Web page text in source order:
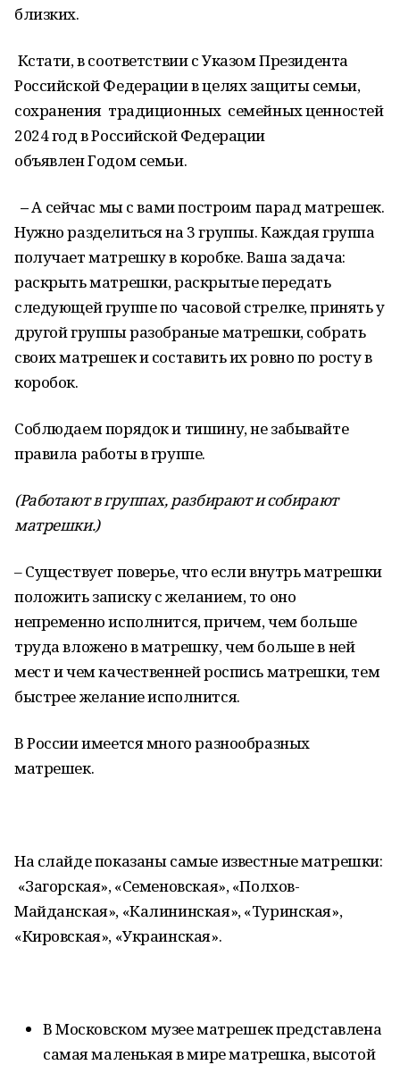
близких.
Кстати, в соответствии с Указом Президента
Российской Федерации в целях защиты семьи,
сохранения традиционных семейныхценностей
2024 год в Российской Федерации
объявлен Годом семьи.
–А сейчас мы с вами построим парад матрешек.
Нужно разделиться на 3 группы. Каждая группа
получает матрешку в коробке. Ваша задача:
раскрыть матрешки, раскрытые передать
следующей группе по часовой стрелке, принять у
другой группы разобраные матрешки, собрать
своих матрешек и составить их ровно по росту в
коробок.
Соблюдаем порядок и тишину, не забывайте
правила работы в группе.
(Работают в группах, разбирают и собирают
матрешки.)
– Существует поверье, что если внутрь матрешки
положить записку с желанием, то оно
непременно исполнится, причем, чем больше
труда вложено в матрешку, чем больше в ней
мест и чем качественней роспись матрешки, тем
быстрее желание исполнится.
В России имеется много разнообразных
матрешек.
На слайде показаны самые известные матрешки:
«Загорская», «Семеновская», «Полхов-
Майданская», «Калининская», «Туринская»,
«Кировская», «Украинская».
В Московском музее матрешек представлена
самая маленькая в мире матрешка, высотой